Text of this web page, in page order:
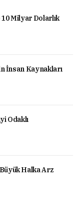
Milyar Dolarlık
İnsan Kaynakları
Odaklı
Halka Arz